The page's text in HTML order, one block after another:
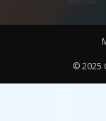
© 2025